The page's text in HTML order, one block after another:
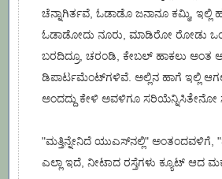
ಚೆನ್ನಾಗಿರ್ತವೆ, ಓಡಾಡೊ ಜನಾನೂ ಕಮ್ಮಿ, ಇಲ್ಲಿ
ಓಡಾಡೋದು ನೂರು, ಮಾಡಿರೋ ರೋಡು
ಬರದಿದ್ರೂ, ಚರಂಡಿ, ಕೇಬಲ್ ಹಾಕಲು ಅಂತ
ಡಿಪಾರ್ಟಮೆಂಟ್‌ಗಳಿವೆ. ಅಲ್ಲಿನ ಹಾಗೆ ಇಲ್ಲಿ
ಅಂದದ್ದು ಕೇಳಿ ಅವಳಿಗೂ ಸರಿಯೆನ್ನಿಸಿತೇನೋ
"ಮತ್ತಿನ್ನೇನಿದೆ ಯುಎಸ್‌ನಲ್ಲಿ" ಅಂತಂದವಳಿಗೆ,
ಎಲ್ಲಾ ಇದೆ, ನೀಟಾದ ರಸ್ತೆಗಳು ಕ್ಯೂಟ್ ಆದ